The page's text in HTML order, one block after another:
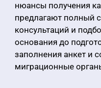
нюансы получения
предлагают полный
консультаций и
основания до
заполнения анкет и
миграционные